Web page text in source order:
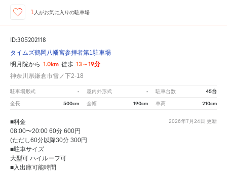
1 人がお気に入りの駐車場
ID:305202118
タイムズ鶴岡八幡宮参拝者第1駐車場
明月院から 1.0km 徒歩 13～19分
神奈川県鎌倉市雪ノ下2-18
駐車場形式 - 屋内外形式 - 駐車台数 45台
全長 500cm 全幅 190cm 車高 210cm
2026年7月24日 更新
■料金
08:00〜20:00 60分 600円
(ただし60分以降30分 300円
■駐車サイズ
大型可 ハイルーフ可
■入出庫可能時間